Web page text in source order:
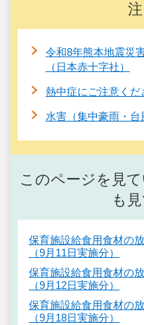
令和8年熊本地震災
（日本赤十字社）
熱中症にご注意くだ
水害（集中豪雨・台
このページを見
も
保育施設給食用食材の
（9月11日実施分）
保育施設給食用食材の
（9月12日実施分）
保育施設給食用食材の
（9月18日実施分）